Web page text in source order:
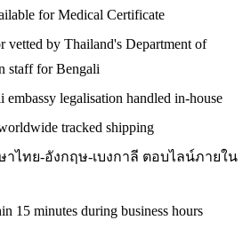
for Medical Certificate
vetted by Thailand's Department of
staff for Bengali
legalisation handled in-house
tracked shipping
ไทย-อังกฤษ-เบงกาลี ตอบไลน์ภายใน
15 minutes during business hours